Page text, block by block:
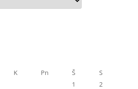
K Pn Š
S
1
2